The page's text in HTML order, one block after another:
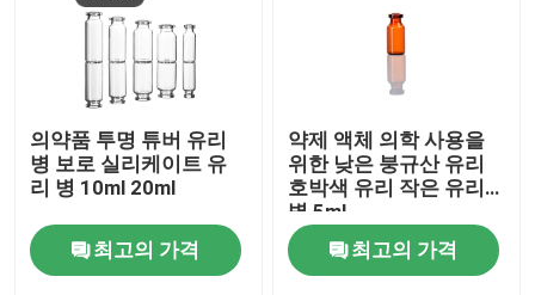
붕규산 유리 바이알
관모양 유리 바이얼
유리 앰플
의약품 투명 튜버 유리
병 보로 실리케이트 유
리 병 10ml 20ml
최고의 가격
약제 액체 의학 사용을
위한 낮은 붕규산 유리
호박색 유리 작은 유리
병 5ml
최고의 가격